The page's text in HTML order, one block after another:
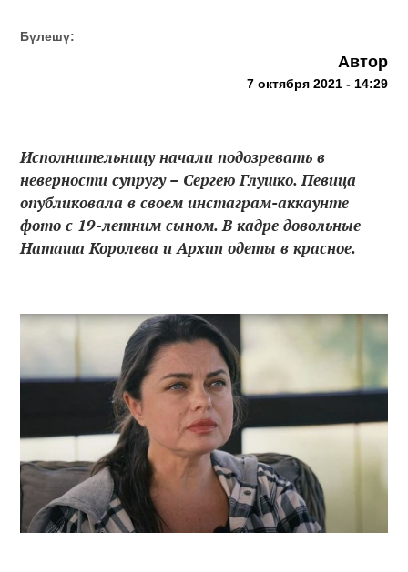
Бүлешү:
Автор
7 октября 2021 - 14:29
Исполнительницу начали подозревать в
неверности супругу – Сергею Глушко. Певица
опубликовала в своем инстаграм-аккаунте
фото с 19-летним сыном. В кадре довольные
Наташа Королева и Архип одеты в красное.